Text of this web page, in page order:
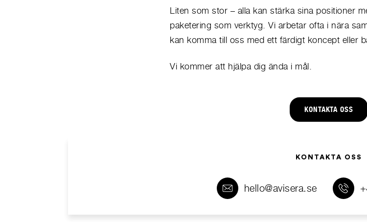
Liten som stor – alla kan stärka sina positioner
paketering som verktyg. Vi arbetar ofta i nära
kan komma till oss med ett färdigt koncept eller
Vi kommer att hjälpa dig ända i mål.
KONTAKTA OSS
KONTAKTA OSS
hello@avisera.se